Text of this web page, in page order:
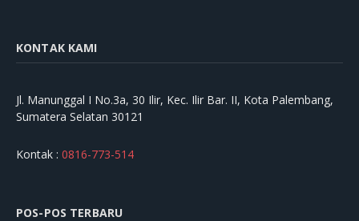
KONTAK KAMI
Jl. Manunggal I No.3a, 30 Ilir, Kec. Ilir Bar. II, Kota Palembang,
Sumatera Selatan 30121
Kontak : 0816-773-514
POS-POS TERBARU